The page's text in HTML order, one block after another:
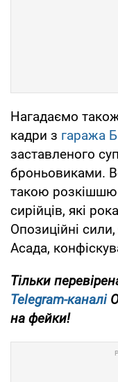
Нагадаємо
кадри з гаража
заставленого
броньовиками.
такою розкішшю
сирійців, які
Опозиційні
Асада,
Тільки
Telegram-каналі
на фейки!